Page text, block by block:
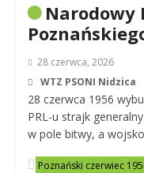
Narodowy
28 czerwca, 2026
WTZ PSONI Nidzica
28 czerwca 1956
PRL-u strajk
w pole bitwy, a
Poznański czerwiec